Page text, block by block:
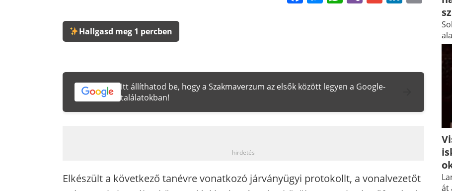
Hallgasd meg 1 percben
Itt állíthatod be, hogy a Szakmaverzum az elsők között legyen a Google-
találatokban!
hirdetés
Elkészült a következő tanévre vonatkozó járványügyi protokollt, a vonalvezetőt
át